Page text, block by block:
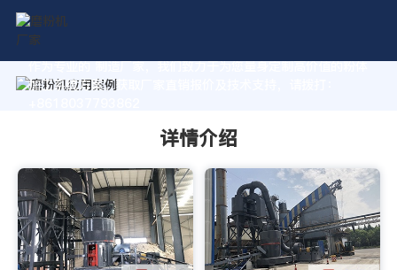
作为专业的 制造厂家，我们致力于为您量身定制高价值的粉体
加工系统方案。获取厂家直销报价及技术支持，请拨打：
详情介绍